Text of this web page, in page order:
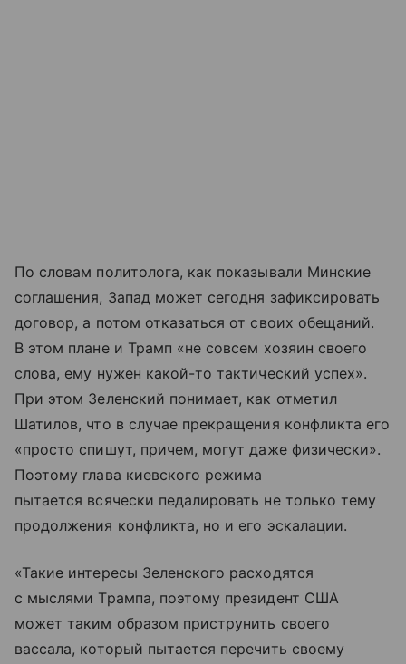
По словам политолога, как показывали Минские
соглашения, Запад может сегодня зафиксировать
договор, а потом отказаться от своих обещаний.
В этом плане и Трамп «не совсем хозяин своего
слова, ему нужен какой-то тактический успех».
При этом Зеленский понимает, как отметил
Шатилов, что в случае прекращения конфликта его
«просто спишут, причем, могут даже физически».
Поэтому глава киевского режима
пытается всячески педалировать не только тему
продолжения конфликта, но и его эскалации.
«Такие интересы Зеленского расходятся
с мыслями Трампа, поэтому президент США
может таким образом приструнить своего
вассала, который пытается перечить своему